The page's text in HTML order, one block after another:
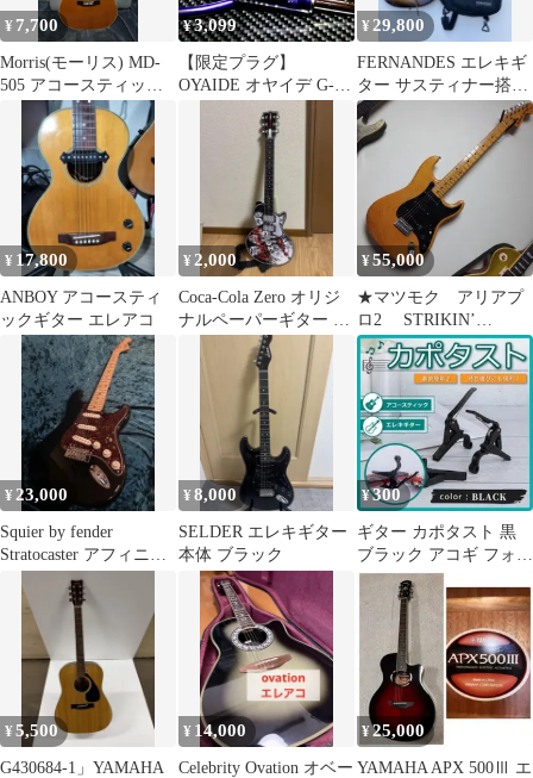
¥ 7,700
Morris(モーリス) MD-
505 アコースティック
ギター
¥3,099
【限定プラグ】
OYAIDE オヤイデ G-
SPOTギターシールド
2m【新品】
¥ 29,800
FERNANDES エレキギ
ター サスティナー搭載
本体
¥ 17,800
ANBOY アコースティ
ックギター エレアコ
¥ 2,000
Coca-Cola Zero オリジ
ナルペーパーギター 非
売品 懸賞品 2011
¥55,000
★マツモク アリアプ
ロ2 STRIKIN’
SOUND ナチュラル
1979
¥23,000
Squier by fender
Stratocaster アフィニテ
ィストラト
¥8,000
SELDER エレキギター
本体 ブラック
¥300
ギター カポタスト 黒
ブラック アコギ フォー
ク カポ エレキ 固定
¥5,500
G430684-1」YAMAHA
¥ 14,000
Celebrity Ovation オベー
¥25,000
YAMAHA APX 500Ⅲ エ